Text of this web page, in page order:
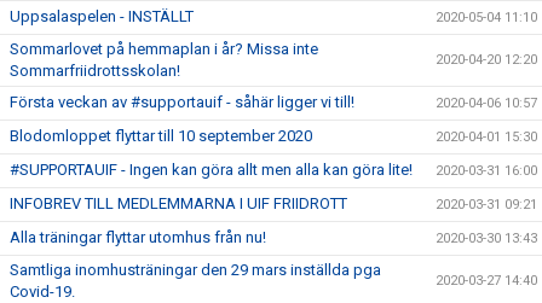
Uppsalaspelen - INSTÄLLT 2020-05-04 11:10
Sommarlovet på hemmaplan i år? Missa inte
Sommarfriidrottsskolan!
2020-04-20 12:20
Första veckan av #supportauif - såhär ligger vi till! 2020-04-06 10:57
Blodomloppet flyttar till 10 september 2020 2020-04-01 15:30
#SUPPORTAUIF - Ingen kan göra allt men alla kan göra lite! 2020-03-31 16:00
INFOBREV TILL MEDLEMMARNA I UIF FRIIDROTT 2020-03-31 09:21
Alla träningar flyttar utomhus från nu! 2020-03-30 13:43
Samtliga inomhusträningar den 29 mars inställda pga
Covid-19.
2020-03-27 14:40